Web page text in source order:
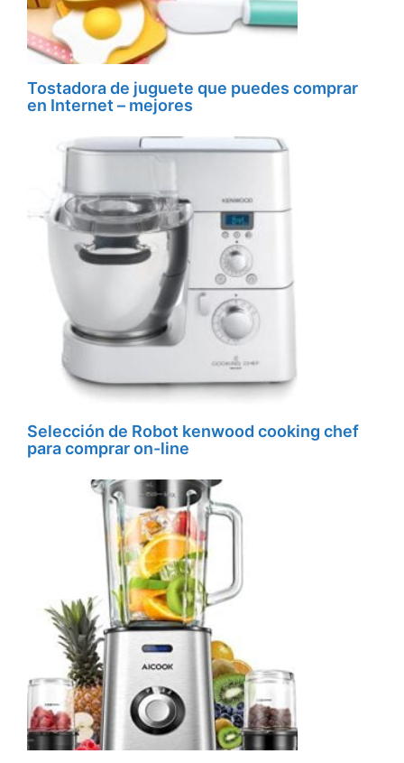
Tostadora de juguete que puedes comprar
en Internet – mejores
Selección de Robot kenwood cooking chef
para comprar on-line